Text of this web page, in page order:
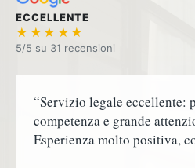
ECCELLENTE
★★★★★
5/5 su
“Servizio legale eccellente:
competenza e grande
Esperienza molto positiva,